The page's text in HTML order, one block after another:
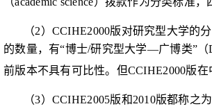
（2） CCIHE2000版对研究型大学的
的数量，有“博士/研究型大学—广博类”（
前版本不具有可比性。但CCIHE2000版在
（3） CCIHE2005版和2010版都称之